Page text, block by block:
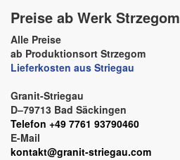
Preise ab Werk Strzegom
Alle Preise
ab Produktionsort Strzegom
Lieferkosten aus Striegau
Granit-Striegau
D–79713 Bad Säckingen
Telefon +49 7761 93790460
E-Mail
kontakt@granit-striegau.com